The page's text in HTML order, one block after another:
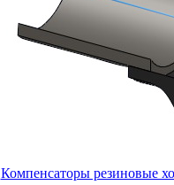
Компенсаторы резиновые